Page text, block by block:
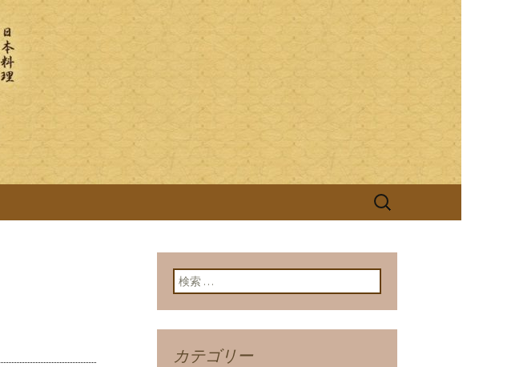
グ
明治6年。受ける継がれる伝統と技を大切に、お客
る、蕎麦屋の「吉照庵(きっしょうあん)」は、つ
検
検索:
カテゴリー